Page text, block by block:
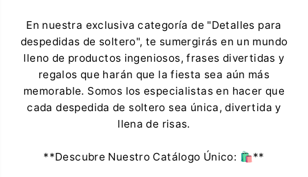
En nuestra exclusiva categoría de "Detalles para
despedidas de soltero", te sumergirás en un mundo
lleno de productos ingeniosos, frases divertidas y
regalos que harán que la fiesta sea aún más
memorable. Somos los especialistas en hacer que
cada despedida de soltero sea única, divertida y
llena de risas.
**Descubre Nuestro Catálogo Único: 🛍️**